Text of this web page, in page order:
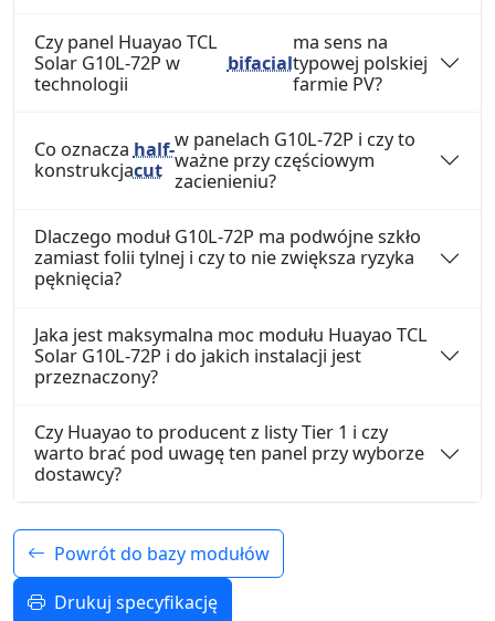
Czy panel Huayao TCL
Solar G10L-72P w
technologii
bifacial
ma sens na
typowej polskiej
farmie PV?
Co oznacza
konstrukcja
half-
cut
w panelach G10L-72P i czy to
ważne przy częściowym
zacienieniu?
Dlaczego moduł G10L-72P ma podwójne szkło
zamiast folii tylnej i czy to nie zwiększa ryzyka
pęknięcia?
Jaka jest maksymalna moc modułu Huayao TCL
Solar G10L-72P i do jakich instalacji jest
przeznaczony?
Czy Huayao to producent z listy Tier 1 i czy
warto brać pod uwagę ten panel przy wyborze
dostawcy?
Powrót do bazy modułów
Drukuj specyfikację